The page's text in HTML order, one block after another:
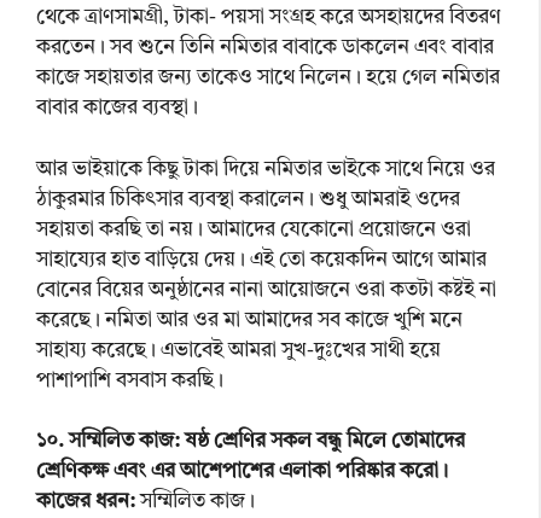
থেকে ত্রাণসামগ্রী, টাকা- পয়সা সংগ্রহ করে অসহায়দের বিতরণ
করতেন। সব শুনে তিনি নমিতার বাবাকে ডাকলেন এবং বাবার
কাজে সহায়তার জন্য তাকেও সাথে নিলেন। হয়ে গেল নমিতার
বাবার কাজের ব্যবস্থা।
আর ভাইয়াকে কিছু টাকা দিয়ে নমিতার ভাইকে সাথে নিয়ে ওর
ঠাকুরমার চিকিৎসার ব্যবস্থা করালেন। শুধু আমরাই ওদের
সহায়তা করছি তা নয়। আমাদের যেকোনো প্রয়োজনে ওরা
সাহায্যের হাত বাড়িয়ে দেয়। এই তো কয়েকদিন আগে আমার
বোনের বিয়ের অনুষ্ঠানের নানা আয়োজনে ওরা কতটা কষ্টই না
করেছে। নমিতা আর ওর মা আমাদের সব কাজে খুশি মনে
সাহায্য করেছে। এভাবেই আমরা সুখ-দুঃখের সাথী হয়ে
পাশাপাশি বসবাস করছি।
১০. সম্মিলিত কাজ: ষষ্ঠ শ্রেণির সকল বন্ধু মিলে তোমাদের
শ্রেণিকক্ষ এবং এর আশেপাশের এলাকা পরিষ্কার করো।
কাজের ধরন:সম্মিলিত কাজ।